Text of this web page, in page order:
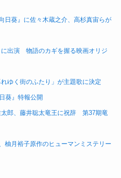
日葵』に佐々木蔵之介、高杉真宙らが
出演 物語のカギを握る映画オリジ
ゆく街のふたり」が主題歌に決定
葵』特報公開
郎、藤井聡太竜王に祝辞 第37期竜
柚月裕子原作のヒューマンミステリー